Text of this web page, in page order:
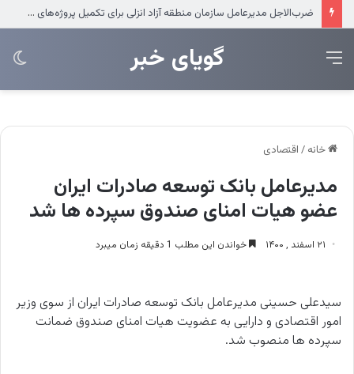
عرضه مستقیم محصولات ایرانول در ایام اربعین
‌‌‌گویای خبر منو
خانه / اقتصادی
مدیرعامل بانک توسعه صادرات ایران
عضو هیات امنای صندوق سپرده ها شد
۲۱ اسفند , ۱۴۰۰ خواندن این مطلب 1 دقیقه زمان میبرد
سیدعلی حسینی مدیرعامل بانک توسعه صادرات ایران از سوی وزیر
امور اقتصادی و دارایی به عضویت هیات امنای صندوق ضمانت
سپرده ها منصوب شد.